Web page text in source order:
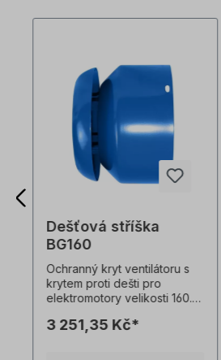
Dešťová stříška
BG160
Ochranný kryt ventilátoru s
krytem proti dešti pro
elektromotory velikosti 160.
elektromotorem, je kryt proti
3 251,35 Kč*